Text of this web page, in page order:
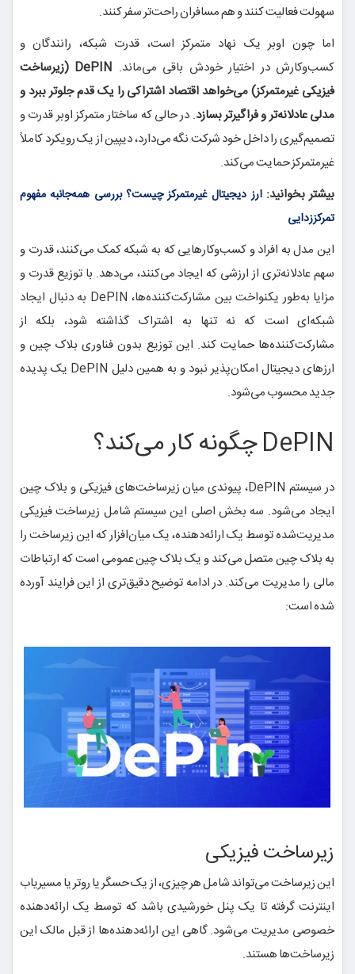
سهولت فعالیت کنند و هم مسافران راحت‌تر سفر کنند.
اما چون اوبر یک نهاد متمرکز است، قدرت شبکه، رانندگان و
کسب‌وکارش در اختیار خودش باقی می‌ماند.
DePIN (زیرساخت
فیزیکی غیرمتمرکز) می‌خواهد اقتصاد اشتراکی را یک قدم جلوتر ببرد و
مدلی عادلانه‌تر و فراگیرتر بسازد. در حالی که ساختار متمرکز اوبر قدرت و
تصمیم‌گیری را داخل خود شرکت نگه می‌دارد، دیپین از یک رویکرد کاملاً
غیرمتمرکز حمایت می‌کند.
بیشتر بخوانید:ارز دیجیتال غیرمتمرکز چیست؟ بررسی همه‌جانبه مفهوم
تمرکززدایی
این مدل به افراد و کسب‌وکارهایی که به شبکه کمک می‌کنند، قدرت و
سهم عادلانه‌تری از ارزشی که ایجاد می‌کنند، می‌دهد. با توزیع قدرت و
مزایا به‌طور یکنواخت بین مشارکت‌کننده‌ها، DePIN به دنبال ایجاد
شبکه‌ای است که نه تنها به اشتراک گذاشته شود، بلکه از
مشارکت‌کننده‌ها حمایت کند. این توزیع بدون فناوری بلاک چین و
ارزهای دیجیتال امکان‌پذیر نبود و به همین دلیل DePIN یک پدیده
جدید محسوب می‌شود.
DePIN چگونه کار می‌کند؟
در سیستم DePIN، پیوندی میان زیرساخت‌های فیزیکی و بلاک چین
ایجاد می‌شود. سه بخش اصلی این سیستم شامل زیرساخت فیزیکی
مدیریت‌شده توسط یک ارائه‌دهنده، یک میان‌افزار که این زیرساخت را
به بلاک چین متصل می‌کند و یک بلاک چین عمومی است که ارتباطات
مالی را مدیریت می‌کند. در ادامه توضیح دقیق‌تری از این فرایند آورده
شده است:
زیرساخت فیزیکی
این زیرساخت می‌تواند شامل هر چیزی، از یک حسگر یا روتر یا مسیریاب
اینترنت گرفته تا یک پنل خورشیدی باشد که توسط یک ارائه‌دهنده
خصوصی مدیریت می‌شود. گاهی این ارائه‌دهنده‌ها از قبل مالک این
زیرساخت‌ها هستند.